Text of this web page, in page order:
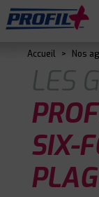
Accueil > Nos
LES
SIX-